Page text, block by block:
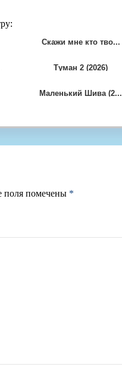
Скажи мне кто тво...
Туман 2 (2026)
Маленький Шива (2...
поля помечены *